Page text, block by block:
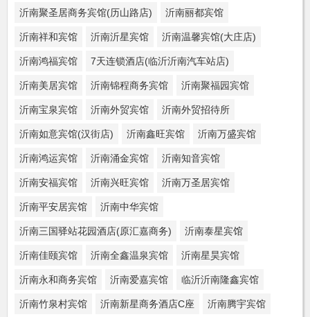
沂南聚圣居商务宾馆(历山路店) 沂南丽都宾馆
沂南祥和宾馆 沂南沂星宾馆 沂南温馨宾馆(大庄店)
沂南鸿福宾馆 7天连锁酒店(临沂沂南汽车站店)
沂南美居宾馆 沂南锦程商务宾馆 沂南聚福园宾馆
沂南宝泉宾馆 沂南外贸宾馆 沂南外贸招待所
沂南如意宾馆(汉街店) 沂南鑫旺宾馆 沂南万盛宾馆
沂南鸿运宾馆 沂南涌金宾馆 沂南知音宾馆
沂南安福宾馆 沂南兴旺宾馆 沂南万圣居宾馆
沂南平安居宾馆 沂南中华宾馆
沂南三国驿站花园酒店(原汇嘉商务) 沂南泰星宾馆
沂南佳颐宾馆 沂南全鑫温泉宾馆 沂南星昊宾馆
沂南永和商务宾馆 沂南爱嘉宾馆 临沂沂南隆鑫宾馆
沂南竹泉村宾馆 沂南新星商务酒店C座 沂南腾宇宾馆